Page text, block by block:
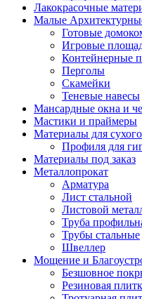
Лакокрасочные
Малые
Готовые
Игровые
Контейнерные
Перголы
Скамейки
Теневые навесы
Мансардные окна и
Мастики и праймеры
Материалы для
Профиля для
Материалы под заказ
Металлопрокат
Арматура
Лист стальной
Листовой
Труба
Трубы стальные
Швеллер
Мощение и
Безшовное
Резиновая